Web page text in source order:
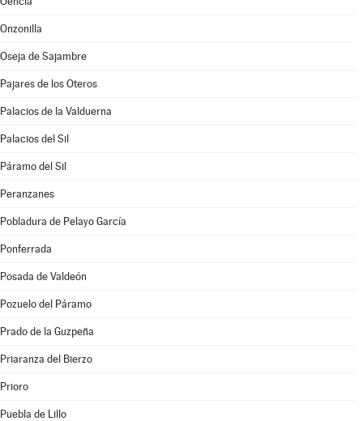
Onzonilla
Oseja de Sajambre
Pajares de los Oteros
Palacios de la Valduerna
Palacios del Sil
Páramo del Sil
Peranzanes
Pobladura de Pelayo García
Ponferrada
Posada de Valdeón
Pozuelo del Páramo
Prado de la Guzpeña
Priaranza del Bierzo
Prioro
Puebla de Lillo